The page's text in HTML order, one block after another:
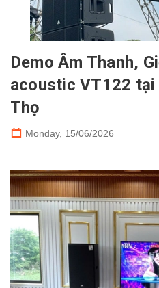
Demo Âm Thanh,
acoustic VT122 tại
Thọ
Monday, 15/06/2026